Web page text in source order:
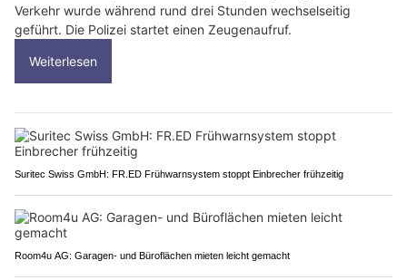
Verkehr wurde während rund drei Stunden wechselseitig
geführt. Die Polizei startet einen Zeugenaufruf.
Weiterlesen
Suritec Swiss GmbH: FR.ED Frühwarnsystem stoppt Einbrecher frühzeitig
Room4u AG: Garagen- und Büroflächen mieten leicht gemacht